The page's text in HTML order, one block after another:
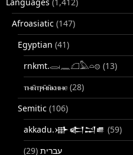
Afroasiatic (147)
Egyptian (41)
rnkmt.𓂋𓏺𓈖𓆎𓅓𓏏𓊖 (13)
ⲧⲙⲛ̄ⲧⲣⲙ̄ⲛ̄ⲕⲏⲙⲉ (28)
Semitic (106)
akkadu.𒀝𒅗𒁺𒌑 (59)
עברית (29)